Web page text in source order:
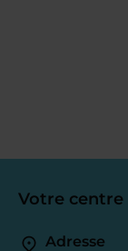
Votre
Adresse